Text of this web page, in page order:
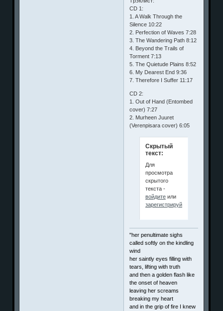
CD 1:
1. A Walk Through the
Silence 10:22
2. Perfection of Waves 7:28
3. The Wandering Path 8:12
4. Beyond the Trails of
Torment 7:13
5. The Quietude Plains 8:52
6. My Dearest End 9:36
7. Therefore I Suffer 11:17
CD 2:
1. Out of Hand (Entombed
cover) 7:27
2. Murheen Juuret
(Verenpisara cover) 6:05
Скрытый
текст:
Для
просмотра
скрытого
текста -
войдитеили
зарегистрируйтесь
"her penultimate sighs
called softly on the kindling
wind
her saintly eyes filling with
tears, lifting with truth
and then a golden flash like
the onset of heaven
leaving her screams
breaking my heart
and in the grip of fire I knew